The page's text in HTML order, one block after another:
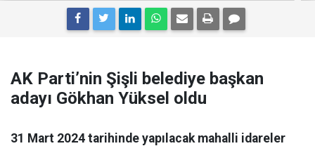
AK Parti’nin Şişli belediye başkan
adayı Gökhan Yüksel oldu
31 Mart 2024 tarihinde yapılacak mahalli idareler